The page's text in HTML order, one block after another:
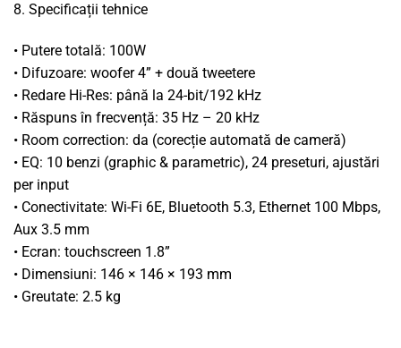
8. Specificații tehnice
• Putere totală: 100W
• Difuzoare: woofer 4” + două tweetere
• Redare Hi-Res: până la 24-bit/192 kHz
• Răspuns în frecvență: 35 Hz – 20 kHz
• Room correction: da (corecție automată de cameră)
• EQ: 10 benzi (graphic & parametric), 24 preseturi, ajustări
per input
• Conectivitate: Wi-Fi 6E, Bluetooth 5.3, Ethernet 100 Mbps,
Aux 3.5 mm
• Ecran: touchscreen 1.8”
• Dimensiuni: 146 × 146 × 193 mm
• Greutate: 2.5 kg